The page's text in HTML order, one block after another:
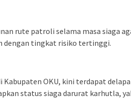
rute patroli selama masa siaga
dengan tingkat risiko tertinggi.
OKU, kini terdapat
status siaga darurat karhutla,